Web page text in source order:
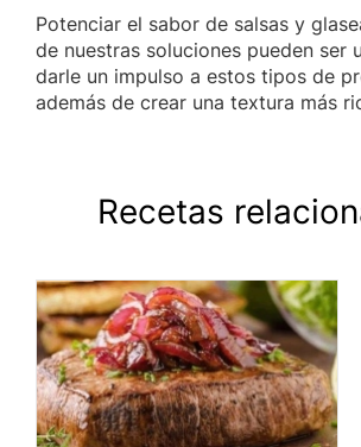
Potenciar el sabor de salsas y
de nuestras soluciones pueden ser
darle un impulso a estos tipos de
además de crear una textura más
Recetas